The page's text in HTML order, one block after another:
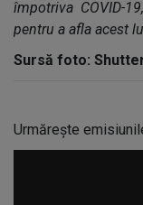
împotriva COVID-
pentru a afla acest
Sursă foto:
Urmărește